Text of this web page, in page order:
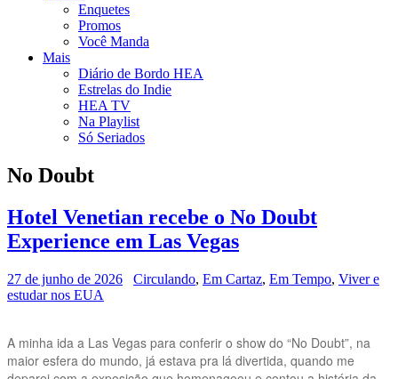
Enquetes
Promos
Você Manda
Mais
Diário de Bordo HEA
Estrelas do Indie
HEA TV
Na Playlist
Só Seriados
No Doubt
Hotel Venetian recebe o No Doubt
Experience em Las Vegas
27 de junho de 2026 Circulando, Em Cartaz, Em Tempo, Viver e
estudar nos EUA
A minha ida a Las Vegas para conferir o show do “No Doubt”, na
maior esfera do mundo, já estava pra lá divertida, quando me